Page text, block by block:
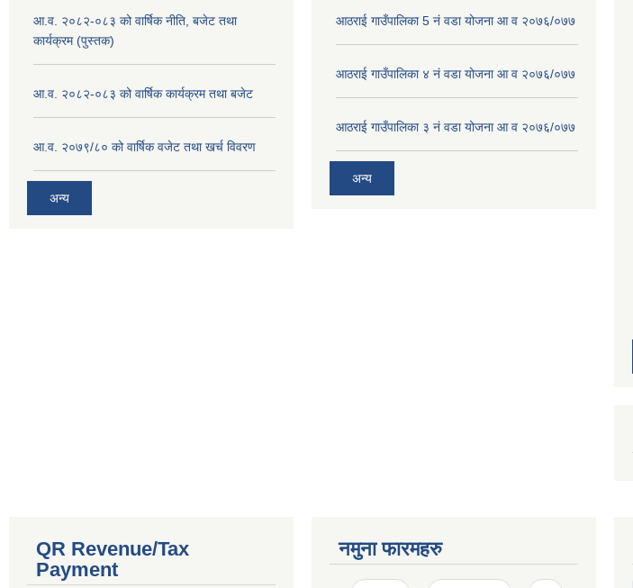
आ.व. २०८२-०८३ को वार्षिक नीति, बजेट तथा
कार्यक्रम (पुस्तक)
आ.व. २०८२-०८३ को वार्षिक कार्यक्रम तथा बजेट
आ.व. २०७९/८० को वार्षिक वजेट तथा खर्च विवरण
अन्य
आठराई गाउँपालिका 5 नं वडा योजना आ व २०७६/०७७
आठराई गाउँपालिका ४ नं वडा योजना आ व २०७६/०७७
आठराई गाउँपालिका ३ नं वडा योजना आ व २०७६/०७७
अन्य
QR Revenue/Tax
Payment
नमुना फारमहरु